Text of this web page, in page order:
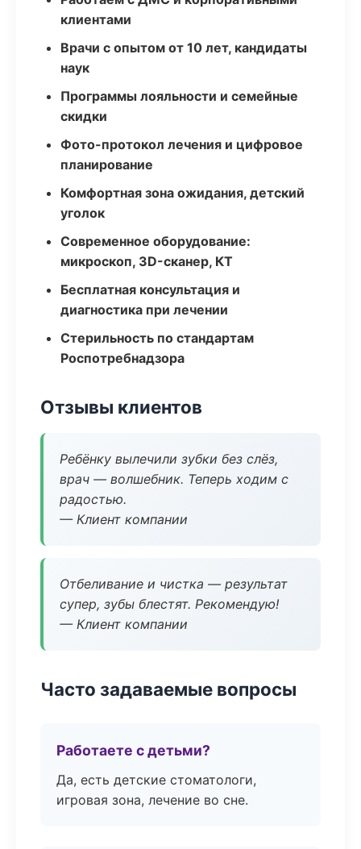
клиентами
Врачи с опытом от 10 лет, кандидаты
наук
Программы лояльности и семейные
скидки
Фото-протокол лечения и цифровое
планирование
Комфортная зона ожидания, детский
уголок
Современное оборудование:
микроскоп, 3D-сканер, КТ
Бесплатная консультация и
диагностика при лечении
Стерильность по стандартам
Роспотребнадзора
Отзывы клиентов
Ребёнку вылечили зубки без слёз,
врач — волшебник. Теперь ходим с
радостью.
— Клиент компании
Отбеливание и чистка — результат
супер, зубы блестят. Рекомендую!
— Клиент компании
Часто задаваемые вопросы
Работаете с детьми?
Да, есть детские стоматологи,
игровая зона, лечение во сне.